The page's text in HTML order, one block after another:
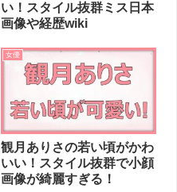
い！スタイル抜群ミス日本
画像や経歴wiki
女優
観月ありさの若い頃がかわ
いい！スタイル抜群で小顔
画像が綺麗すぎる！